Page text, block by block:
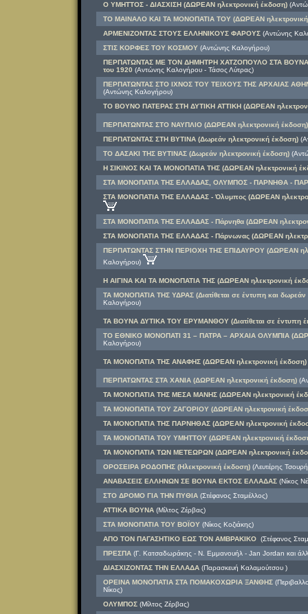
Ο ΥΜΗΤΤΟΣ - ΔΙΑΣΧΙΣΗ (ΔΩΡΕΑΝ ηλεκτρονική έκδοση)
ΤΟ ΜΑΙΝΑΛΟ ΚΑΙ ΤΑ ΜΟΝΟΠΑΤΙΑ ΤΟΥ (ΔΩΡΕΑΝ ηλεκτρονική
ΑΡΜΕΝΙΖΟΝΤΑΣ ΣΤΟΥΣ ΕΛΛΗΝΙΚΟΥΣ ΦΑΡΟΥΣ(Αντώνης
ΣΤΙΣ ΚΟΡΦΕΣ ΤΟΥ ΚΟΣΜΟΥ(Αντώνης Καλογήρου)
ΠΕΡΠΑΤΩΝΤΑΣ ΜΕ ΤΟΝ ΔΗΜΗΤΡΗ ΧΑΤΖΟΠΟΥΛΟ ΣΤΑ ΒΟΥΝΑ
του 1920 (Αντώνης Καλογήρου - Τάσος Λύτρας)
ΠΕΡΠΑΤΩΝΤΑΣ ΣΤΟ ΙΧΝΟΣ ΤΟΥ ΤΕΙΧΟΥΣ ΤΗΣ ΑΡΧΑΙΑΣ
(Αντώνης Καλογήρου)
ΤΟ ΒΟΥΝΟ ΠΑΤΕΡΑΣ ΣΤΗ ΔΥΤΙΚΗ ΑΤΤΙΚΗ (ΔΩΡΕΑΝ
ΠΕΡΠΑΤΩΝΤΑΣ ΣΤΟ ΝΑΥΠΛΙΟ (ΔΩΡΕΑΝ ηλεκτρονική έκδοση)
ΠΕΡΠΑΤΩΝΤΑΣ ΣΤΗ ΒΥΤΙΝΑ (Δωρεάν ηλεκτρονική έκδοση)
ΤΟ ΔΑΣΑΚΙ ΤΗΣ ΒΥΤΙΝΑΣ (Δωρεάν ηλεκτρονική έκδοση)
Η ΣΙΚΙΝΟΣ ΚΑΙ ΤΑ ΜΟΝΟΠΑΤΙΑ ΤΗΣ (ΔΩΡΕΑΝ ηλεκτρονική
ΣΤΑ ΜΟΝΟΠΑΤΙΑ ΤΗΣ ΕΛΛΑΔΑΣ, ΟΛΥΜΠΟΣ - ΠΑΡΝΗΘΑ -
ΣΤΑ ΜΟΝΟΠΑΤΙΑ ΤΗΣ ΕΛΛΑΔΑΣ - Όλυμπος (ΔΩΡΕΑΝ
ΣΤΑ ΜΟΝΟΠΑΤΙΑ ΤΗΣ ΕΛΛΑΔΑΣ - Πάρνηθα (ΔΩΡΕΑΝ
ΣΤΑ ΜΟΝΟΠΑΤΙΑ ΤΗΣ ΕΛΛΑΔΑΣ - Πάρνωνας (ΔΩΡΕΑΝ
ΠΕΡΠΑΤΩΝΤΑΣ ΣΤΗΝ ΠΕΡΙΟΧΗ ΤΗΣ ΕΠΙΔΑΥΡΟΥ (ΔΩΡΕΑΝ
Καλογήρου)
Η ΑΙΓΙΝΑ ΚΑΙ ΤΑ ΜΟΝΟΠΑΤΙΑ ΤΗΣ (ΔΩΡΕΑΝ ηλεκτρονική
ΤΑ ΜΟΝΟΠΑΤΙΑ ΤΗΣ ΥΔΡΑΣ (Διατίθεται σε έντυπη και δωρεάν
Καλογήρου)
ΤΑ ΒΟΥΝΑ ΔΥΤΙΚΑ ΤΟΥ ΕΡΥΜΑΝΘΟΥ (Διατίθεται σε έντυπη
ΤΟ ΕΘΝΙΚΟ ΜΟΝΟΠΑΤΙ 31 – ΠΑΤΡΑ – ΑΡΧΑΙΑ ΟΛΥΜΠΙΑ
Καλογήρου)
ΤΑ ΜΟΝΟΠΑΤΙΑ ΤΗΣ ΑΝΑΦΗΣ (ΔΩΡΕΑΝ ηλεκτρονική έκδοση)
ΠΕΡΠΑΤΩΝΤΑΣ ΣΤΑ ΧΑΝΙΑ (ΔΩΡΕΑΝ ηλεκτρονική έκδοση)
ΤΑ ΜΟΝΟΠΑΤΙΑ ΤΗΣ ΜΕΣΑ ΜΑΝΗΣ (ΔΩΡΕΑΝ ηλεκτρονική
ΤΑ ΜΟΝΟΠΑΤΙΑ ΤOY ΖΑΓΟΡΙΟΥ (ΔΩΡΕΑΝ ηλεκτρονική
ΤΑ ΜΟΝΟΠΑΤΙΑ ΤΗΣ ΠΑΡΝΗΘΑΣ (ΔΩΡΕΑΝ ηλεκτρονική
ΤΑ ΜΟΝΟΠΑΤΙΑ ΤΟΥ ΥΜΗΤΤΟΥ (ΔΩΡΕΑΝ ηλεκτρονική
ΤΑ ΜΟΝΟΠΑΤΙΑ ΤΩΝ ΜΕΤΕΩΡΩΝ (ΔΩΡΕΑΝ ηλεκτρονική
ΟΡΟΣΕΙΡΑ ΡΟΔΟΠΗΣ (Ηλεκτρονική έκδοση)(Λευτέρης
ΑΝΑΒΑΣΕΙΣ ΕΛΛΗΝΩΝ ΣΕ ΒΟΥΝΑ ΕΚΤΟΣ ΕΛΛΑΔΑΣ(Νίκος
ΣΤΟ ΔΡΟΜΟ ΓΙΑ ΤΗΝ ΠΥΘΙΑ(Στέφανος Σταμέλλος)
ΑΤΤΙΚΑ ΒΟΥΝΑ(Μίλτος Ζέρβας)
ΣΤΑ ΜΟΝΟΠΑΤΙΑ ΤΟΥ ΒΟΪΟΥ(Νίκος Κοζιάκης)
ΑΠΟ ΤΟΝ ΠΑΓΑΣΗΤΙΚΟ ΕΩΣ ΤΟΝ ΑΜΒΡΑΚΙΚΟ (Στέφανος
ΠΡΕΣΠΑ(Γ. Κατσαδωράκης - Ν. Εμμανουήλ - Jan Jordan και
ΔΙΑΣΧΙΖΟΝΤΑΣ ΤΗΝ ΕΛΛΑΔΑ (Παρασκευή Καλαμούτσου )
ΟΡΕΙΝΑ ΜΟΝΟΠΑΤΙΑ ΣΤΑ ΠΟΜΑΚΟΧΩΡΙΑ ΞΑΝΘΗΣ
Νίκος)
ΟΛΥΜΠΟΣ(Μίλτος Ζέρβας)